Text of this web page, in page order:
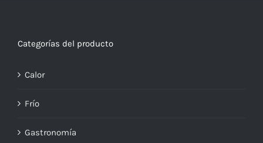
Categorías del producto
Calor
Frío
Gastronomía